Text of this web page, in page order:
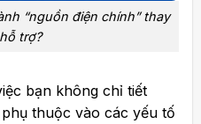
“nguồn điện chính” thay
trợ?
bạn không chỉ tiết
thuộc vào các yếu tố